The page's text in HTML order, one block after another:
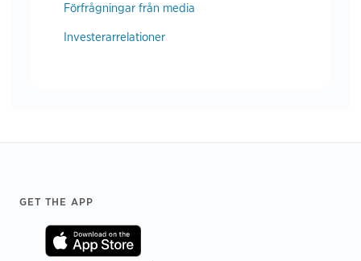
Förfrågningar från media
Investerarrelationer
Footer
GET THE APP